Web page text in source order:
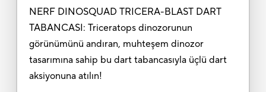
NERF DINOSQUAD TRICERA-BLAST DART
TABANCASI: Triceratops dinozorunun
görünümünü andıran, muhteşem dinozor
tasarımına sahip bu dart tabancasıyla üçlü dart
aksiyonuna atılın!